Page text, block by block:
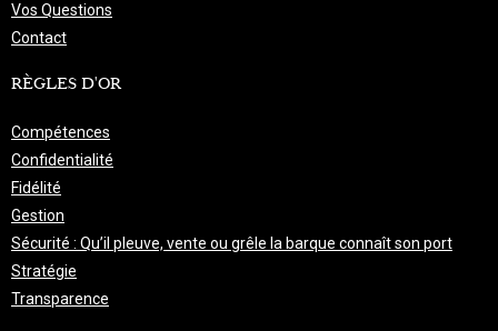
Vos Questions
Contact
RÈGLES D'OR
Compétences
Confidentialité
Fidélité
Gestion
Sécurité : Qu’il pleuve, vente ou grêle la barque connaît son port
Stratégie
Transparence